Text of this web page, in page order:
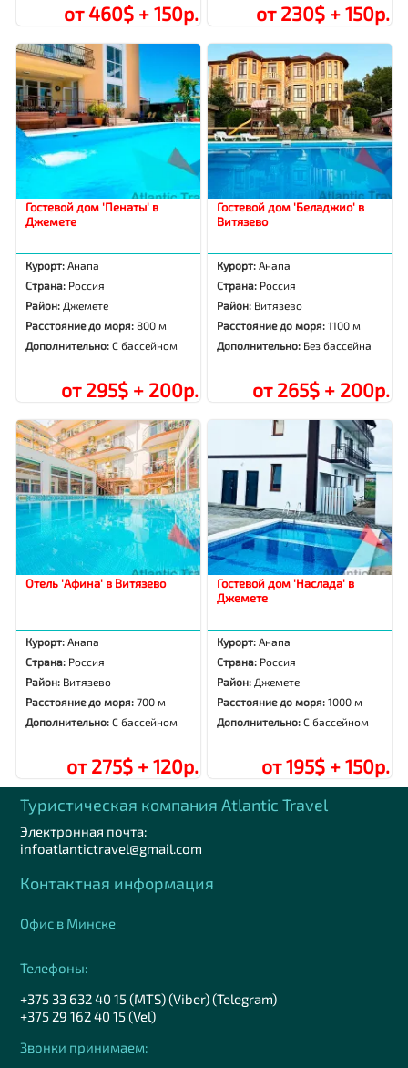
от 460$ + 150р. от 230$ + 150р.
Гостевой дом 'Пенаты' в
Джемете
Курорт:Анапа
Страна: Россия
Район: Джемете
Расстояние до моря:800 м
Дополнительно:С бассейном
от 295$ + 200р.
Гостевой дом 'Беладжио' в
Витязево
Курорт:Анапа
Страна: Россия
Район: Витязево
Расстояние до моря:1100 м
Дополнительно: Без бассейна
от 265$ + 200р.
Отель 'Афина' в Витязево
Курорт:Анапа
Страна: Россия
Район: Витязево
Расстояние до моря:700 м
Дополнительно:С бассейном
от 275$ + 120р.
Гостевой дом 'Наслада' в
Джемете
Курорт:Анапа
Страна: Россия
Район: Джемете
Расстояние до моря:1000 м
Дополнительно:С бассейном
от 195$ + 150р.
Туристическая компания Аtlantic Travel
Электронная почта:
infoatlantictravel@gmail.com
Контактная информация
Офис в Минске
Телефоны:
+375 33 632 40 15 (MTS) (Viber) (Telegram)
+375 29 162 40 15 (Vel)
Звонки принимаем: